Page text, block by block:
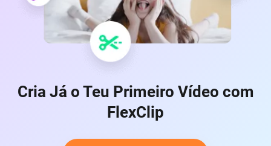
Cria Já o Teu Primeiro Vídeo com
FlexClip